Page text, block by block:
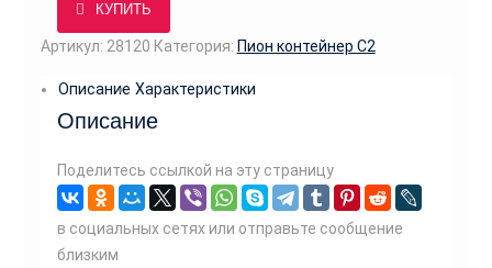
КУПИТЬ
Артикул: 28120 Категория: Пион контейнер С2
Описание Характеристики
Описание
Поделитесь ссылкой на эту страницу
в социальных сетях или отправьте сообщение
близким